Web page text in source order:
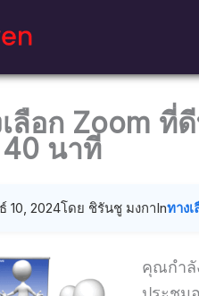
ลือก Zoom ที่
นาที
10, 2024โดย ชิรันชู มงกาInทาง
คุณกำลั